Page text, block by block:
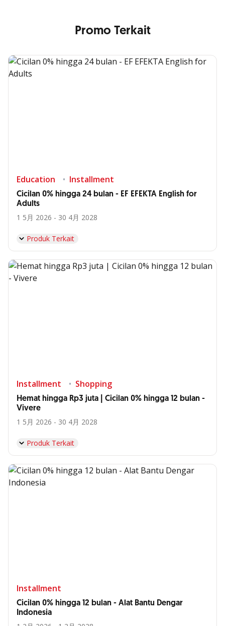
Promo Terkait
Education Installment
Cicilan 0% hingga 24 bulan - EF EFEKTA English for
Adults
1 5月 2026 - 30 4月 2028
Produk Terkait
Installment Shopping
Hemat hingga Rp3 juta | Cicilan 0% hingga 12 bulan -
Vivere
1 5月 2026 - 30 4月 2028
Produk Terkait
Installment
Cicilan 0% hingga 12 bulan - Alat Bantu Dengar
Indonesia